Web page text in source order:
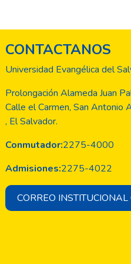
CONTACTANOS
Universidad Evangélica del
Prolongación Alameda Juan
Calle el Carmen, San Antonio
, El Salvador.
Conmutador:2275-4000
Admisiones:2275-4022
CORREO